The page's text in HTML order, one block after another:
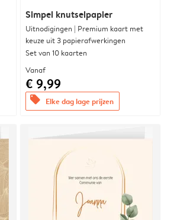
Simpel knutselpapier
Uitnodigingen | Premium kaart met
keuze uit 3 papierafwerkingen
Set van 10 kaarten
Vanaf
€ 9,99
offers Elke dag lage prijzen